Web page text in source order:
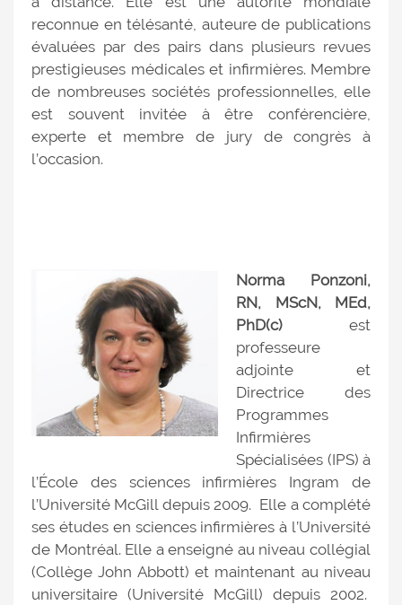
reconnue en télésanté, auteure de publications
évaluées par des pairs dans plusieurs revues
prestigieuses médicales et infirmières. Membre
de nombreuses sociétés professionnelles, elle
est souvent invitée à être conférencière,
experte et membre de jury de congrès à
l’occasion.
Norma Ponzoni,
RN, MScN, MEd,
PhD(c) est
professeure
adjointe et
Directrice des
Programmes
Infirmières
Spécialisées (IPS) à
l’École des sciences infirmières Ingram de
l’Université McGill depuis 2009. Elle a complété
ses études en sciences infirmières à l’Université
de Montréal. Elle a enseigné au niveau collégial
(Collège John Abbott) et maintenant au niveau
universitaire (Université McGill) depuis 2002.